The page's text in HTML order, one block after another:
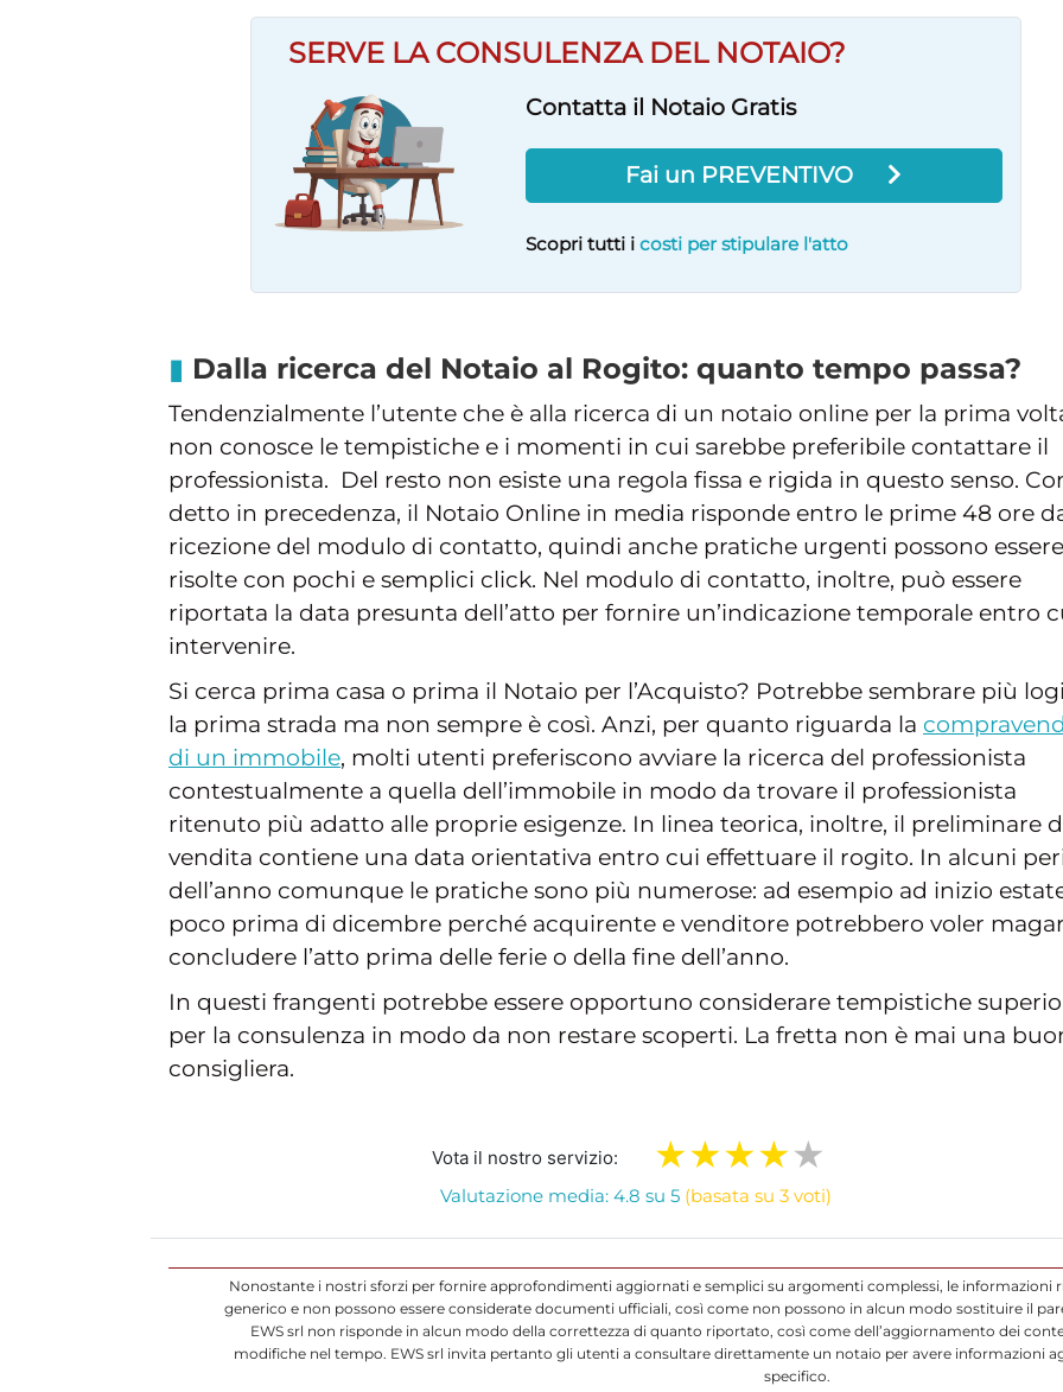
SERVE LA CONSULENZA DEL NOTAIO?
Contatta il Notaio Gratis
Fai un PREVENTIVO
Scopri tutti i costi per stipulare l'atto
Dalla ricerca del Notaio al Rogito: quanto tempo passa?
Tendenzialmente l’utente che è alla ricerca di un notaio online per la prima
non conosce le tempistiche e i momenti in cui sarebbe preferibile contattare il
professionista. Del resto non esiste una regola fissa e rigida in questo senso.
detto in precedenza, il Notaio Online in media risponde entro le prime 48 ore
ricezione del modulo di contatto, quindi anche pratiche urgenti possono essere
risolte con pochi e semplici click. Nel modulo di contatto, inoltre, può essere
riportata la data presunta dell’atto per fornire un’indicazione temporale entro
intervenire.
Si cerca prima casa o prima il Notaio per l’Acquisto? Potrebbe sembrare più
la prima strada ma non sempre è così. Anzi, per quanto riguarda la
di un immobile, molti utenti preferiscono avviare la ricerca del professionista
contestualmente a quella dell’immobile in modo da trovare il professionista
ritenuto più adatto alle proprie esigenze. In linea teorica, inoltre, il preliminare
vendita contiene una data orientativa entro cui effettuare il rogito. In alcuni
dell’anno comunque le pratiche sono più numerose: ad esempio ad inizio
poco prima di dicembre perché acquirente e venditore potrebbero voler
concludere l’atto prima delle ferie o della fine dell’anno.
In questi frangenti potrebbe essere opportuno considerare tempistiche
per la consulenza in modo da non restare scoperti. La fretta non è mai una
consigliera.
Vota il nostro servizio:
Valutazione media: 4.8 su 5 (basata su 3 voti)
Nonostante i nostri sforzi per fornire approfondimenti aggiornati e semplici su argomenti complessi, le informazioni
generico e non possono essere considerate documenti ufficiali, così come non possono in alcun modo sostituire il
EWS srl non risponde in alcun modo della correttezza di quanto riportato, così come dell’aggiornamento dei
modifiche nel tempo. EWS srl invita pertanto gli utenti a consultare direttamente un notaio per avere informazioni
specifico.